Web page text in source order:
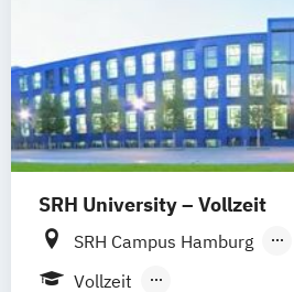
SRH University – Vollzeit
SRH Campus Hamburg
SRH Campus Heidelberg
Vollzeit